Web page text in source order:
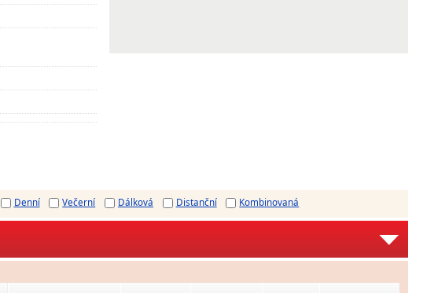
Denní Večerní Dálková Distanční Kombinovaná